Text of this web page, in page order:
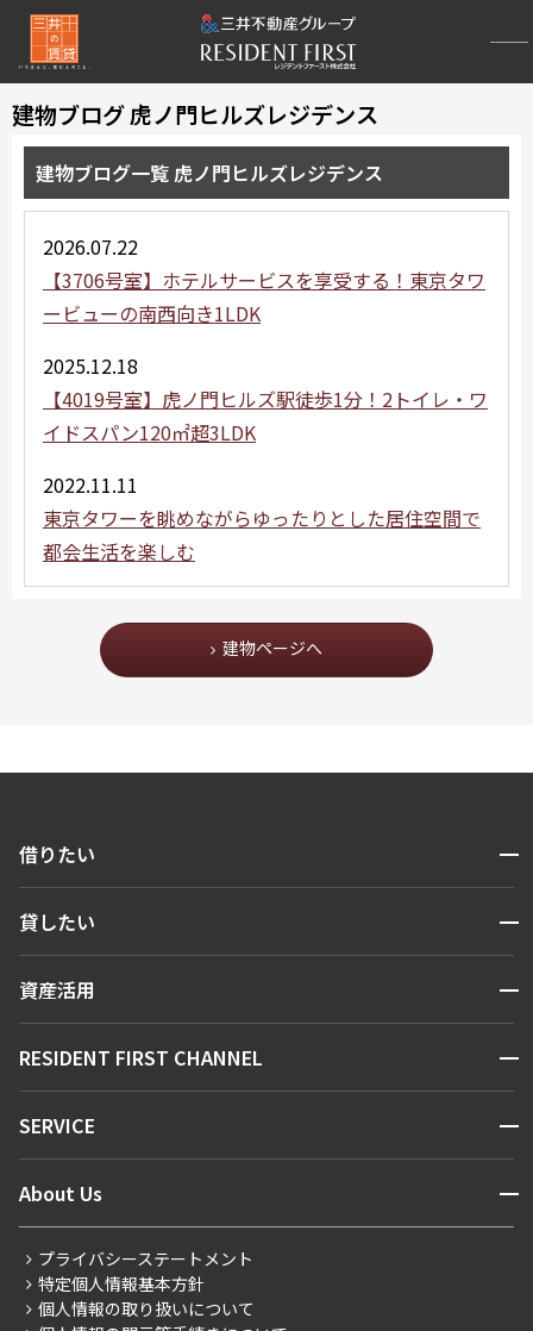
建物ブログ 虎ノ門ヒルズレジデンス
建物ブログ一覧 虎ノ門ヒルズレジデンス
2026.07.22
【3706号室】ホテルサービスを享受する！東京タワ
ービューの南西向き1LDK
2025.12.18
【4019号室】虎ノ門ヒルズ駅徒歩1分！2トイレ・ワ
イドスパン120㎡超3LDK
2022.11.11
東京タワーを眺めながらゆったりとした居住空間で
都会生活を楽しむ
建物ページへ
借りたい 開閉
人気エリアから探す
新着情報から探す
新着募集情報
こだわりから探す
こだわり一覧
貸したい 開閉
お問い合わせ
資産活用 開閉
お問い合わせ
RESIDENT FIRST CHANNEL 開閉
マンションレポート
住まいのコラム
SERVICE 開閉
会員ページ
ご入居・提携サービス
お部屋探しからご契約まで
About Us 開閉
会社情報
事業案内
プライバシーステートメント
特定個人情報基本方針
個人情報の取り扱いについて